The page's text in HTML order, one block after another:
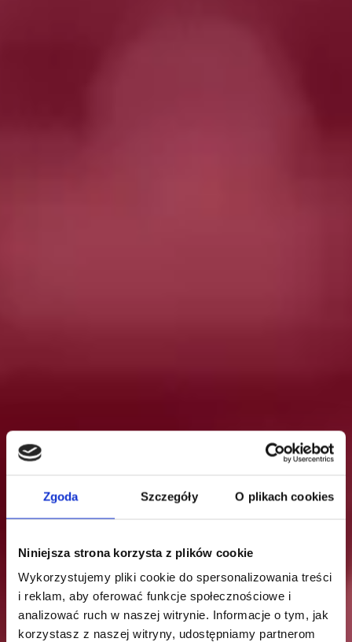
Zgoda Szczegóły O plikach cookies
Niniejsza strona korzysta z plików cookie
Wykorzystujemy pliki cookie do spersonalizowania treści
i reklam, aby oferować funkcje społecznościowe i
analizować ruch w naszej witrynie. Informacje o tym, jak
korzystasz z naszej witryny, udostępniamy partnerom